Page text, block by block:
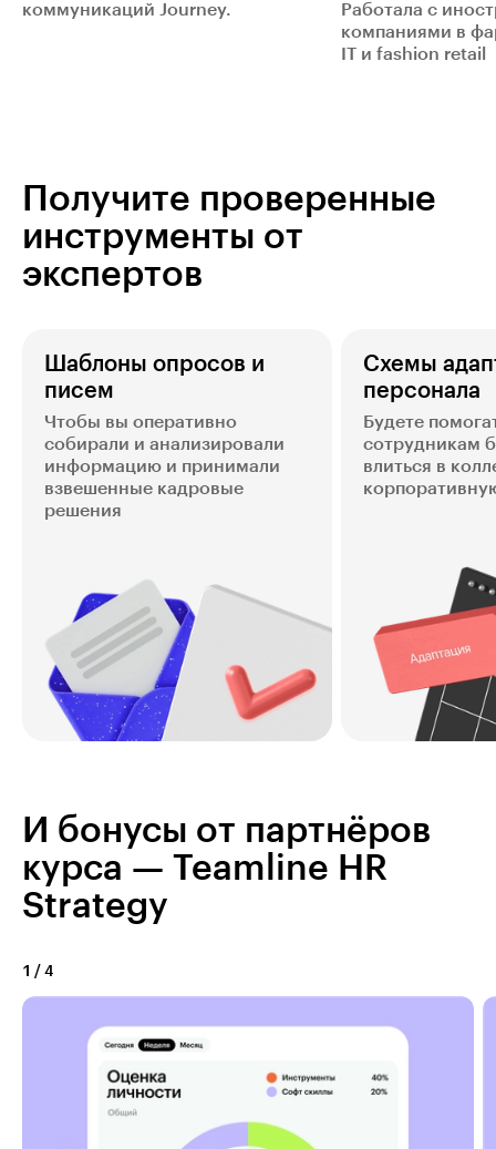
коммуникаций Journey.
Работала с
компаниями в
IT и fashion retail
Получите проверенные
инструменты от
экспертов
Шаблоны опросов и
писем
Чтобы вы оперативно
собирали и анализировали
информацию и принимали
взвешенные кадровые
решения
Схемы
персонала
Будете
сотрудникам
влиться в
И бонусы от партнёров
курса — Teamline HR
Strategy
1 / 4